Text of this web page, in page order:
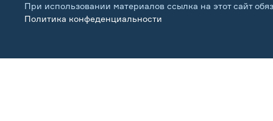
При использовании материалов ссылка на этот сайт
Политика конфеденциальности